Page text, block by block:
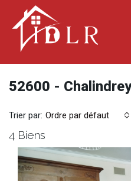
52600 - Chalindrey
4 Biens
Trier par: Ordre par défaut